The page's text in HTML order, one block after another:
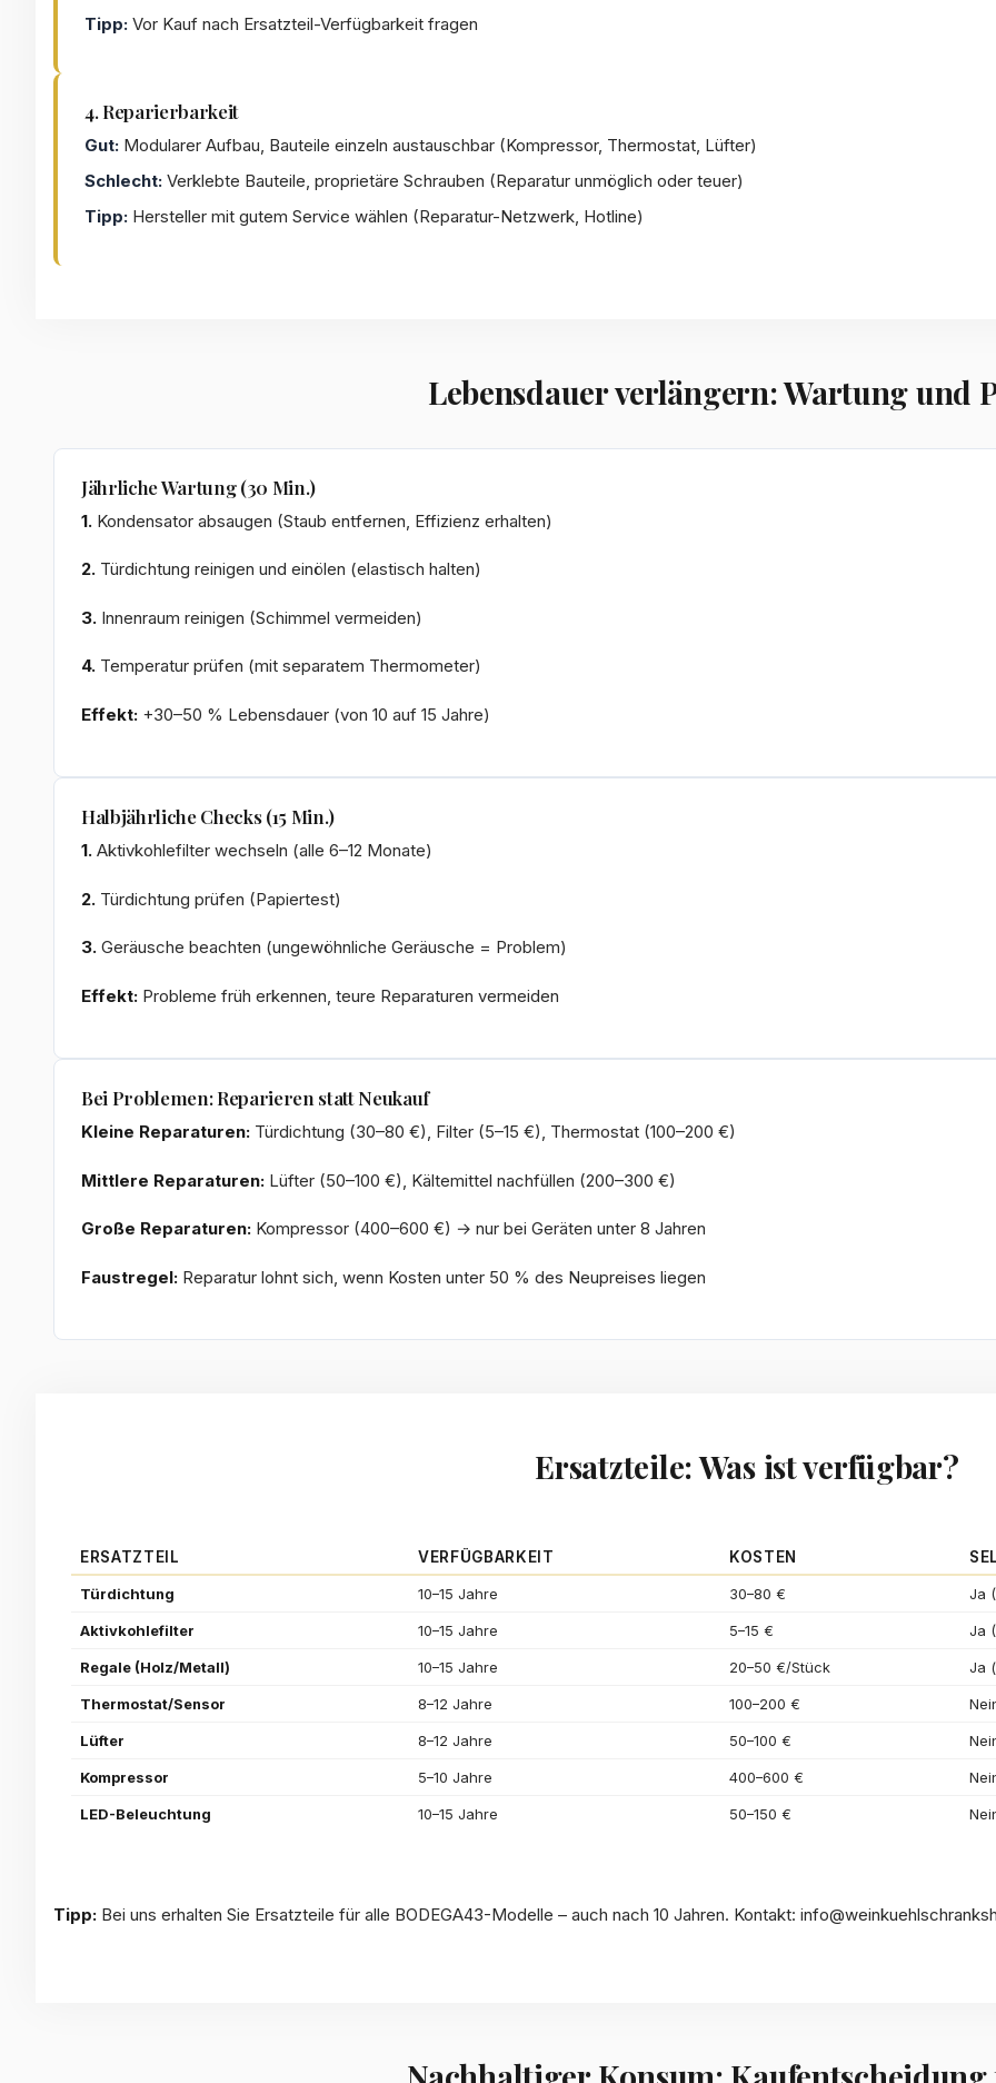
Tipp: Vor Kauf nach Ersatzteil-Verfügbarkeit fragen
4. Reparierbarkeit
Gut: Modularer Aufbau, Bauteile einzeln austauschbar (Kompressor, Thermostat, Lüfter)
Schlecht: Verklebte Bauteile, proprietäre Schrauben (Reparatur unmöglich oder teuer)
Tipp: Hersteller mit gutem Service wählen (Reparatur-Netzwerk, Hotline)
Lebensdauer verlängern: Wartung und
Jährliche Wartung (30 Min.)
1. Kondensator absaugen (Staub entfernen, Effizienz erhalten)
2. Türdichtung reinigen und einölen (elastisch halten)
3. Innenraum reinigen (Schimmel vermeiden)
4. Temperatur prüfen (mit separatem Thermometer)
Effekt: +30–50 % Lebensdauer (von 10 auf 15 Jahre)
Halbjährliche Checks (15 Min.)
1. Aktivkohlefilter wechseln (alle 6–12 Monate)
2. Türdichtung prüfen (Papiertest)
3. Geräusche beachten (ungewöhnliche Geräusche = Problem)
Effekt: Probleme früh erkennen, teure Reparaturen vermeiden
Bei Problemen: Reparieren statt Neukauf
Kleine Reparaturen: Türdichtung (30–80 €), Filter (5–15 €), Thermostat (100–200 €)
Mittlere Reparaturen: Lüfter (50–100 €), Kältemittel nachfüllen (200–300 €)
Große Reparaturen: Kompressor (400–600 €) → nur bei Geräten unter 8 Jahren
Faustregel: Reparatur lohnt sich, wenn Kosten unter 50 % des Neupreises liegen
Ersatzteile: Was ist verfügbar?
ERSATZTEIL VERFÜGBARKEIT KOSTEN
Türdichtung 10–15 Jahre 30–80 € Ja
Aktivkohlefilter 10–15 Jahre 5–15 € Ja
Regale (Holz/Metall) 10–15 Jahre 20–50 €/Stück Ja
Thermostat/Sensor 8–12 Jahre 100–200 €
Lüfter 8–12 Jahre 50–100 €
Kompressor 5–10 Jahre 400–600 €
LED-Beleuchtung 10–15 Jahre 50–150 €
Tipp: Bei uns erhalten Sie Ersatzteile für alle BODEGA43-Modelle – auch nach 10 Jahren. Kontakt: